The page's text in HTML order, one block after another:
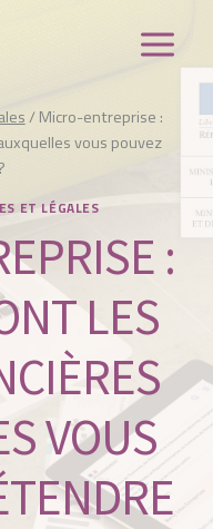
/Micro-entreprise :
vous pouvez
ET LÉGALES
:
LES
VOUS